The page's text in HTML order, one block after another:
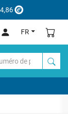
4,86
FR